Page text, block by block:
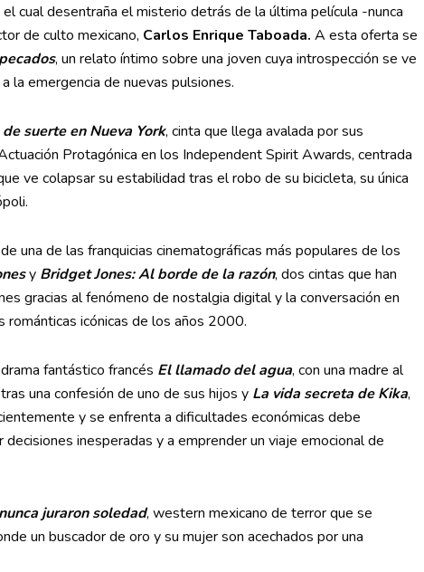
el cual desentraña el misterio detrás de la última película -nunca
de culto mexicano, Carlos Enrique Taboada. A esta oferta se
, un relato íntimo sobre una joven cuya introspección se ve
la emergencia de nuevas pulsiones.
suerte en Nueva York, cinta que llega avalada por sus
Protagónica en los Independent Spirit Awards, centrada
ve colapsar su estabilidad tras el robo de su bicicleta, su única
una de las franquicias cinematográficas más populares de los
y Bridget Jones: Al borde de la razón, dos cintas que han
gracias al fenómeno de nostalgia digital y la conversación en
icónicas de los años 2000.
fantástico francés El llamado del agua, con una madre al
una confesión de uno de sus hijos y La vida secreta de Kika,
y se enfrenta a dificultades económicas debe
inesperadas y a emprender un viaje emocional de
juraron soledad, western mexicano de terror que se
un buscador de oro y su mujer son acechados por una